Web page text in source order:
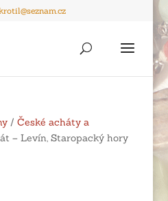
/ České acháty a
– Levín, Staropacký hory